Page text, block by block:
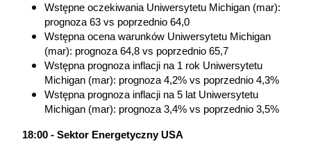
Wstępne oczekiwania Uniwersytetu Michigan (mar):
prognoza 63 vs poprzednio 64,0
Wstępna ocena warunków Uniwersytetu Michigan
(mar): prognoza 64,8 vs poprzednio 65,7
Wstępna prognoza inflacji na 1 rok Uniwersytetu
Michigan (mar): prognoza 4,2% vs poprzednio 4,3%
Wstępna prognoza inflacji na 5 lat Uniwersytetu
Michigan (mar): prognoza 3,4% vs poprzednio 3,5%
18:00 - Sektor Energetyczny USA